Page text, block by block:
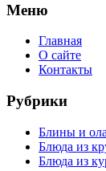
Меню
Главная
О сайте
Контакты
Рубрики
Блины и
Блюда из
Блюда из